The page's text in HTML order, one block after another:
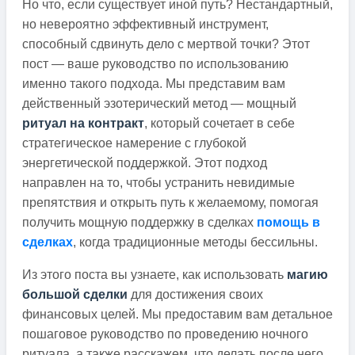
Но что, если существует иной путь? Нестандартный,
но невероятно эффективный инструмент,
способный сдвинуть дело с мертвой точки? Этот
пост — ваше руководство по использованию
именно такого подхода. Мы представим вам
действенный эзотерический метод — мощный
ритуал на контракт, который сочетает в себе
стратегическое намерение с глубокой
энергетической поддержкой. Этот подход
направлен на то, чтобы устранить невидимые
препятствия и открыть путь к желаемому, помогая
получить мощную поддержку в сделках помощь в
сделках, когда традиционные методы бессильны.
Из этого поста вы узнаете, как использовать магию
большой сделки для достижения своих
финансовых целей. Мы предоставим вам детальное
пошаговое руководство по проведению ночного